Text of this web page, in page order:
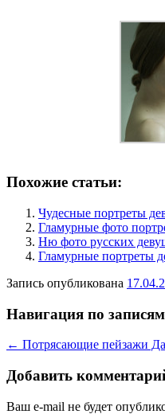
Похожие статьи:
Чудесные портреты
Гламурные фото
Ню фото русских
Гламурные портреты
Запись опубликована
Навигация по записям
← Потрясающие пейзажи
Добавить
Ваш e-mail не будет